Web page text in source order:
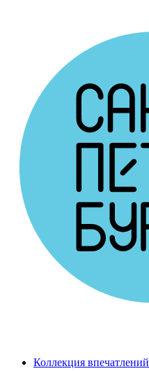
Коллекция впечатлений